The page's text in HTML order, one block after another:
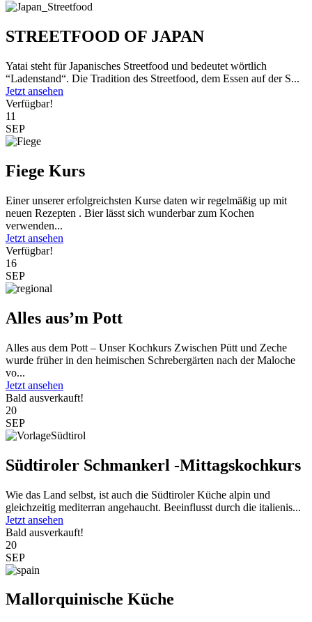
STREETFOOD OF JAPAN
Yatai steht für Japanisches Streetfood und bedeutet wörtlich
“Ladenstand“. Die Tradition des Streetfood, dem Essen auf der S...
Jetzt ansehen
Verfügbar!
11
SEP
Fiege Kurs
Einer unserer erfolgreichsten Kurse daten wir regelmäßig up mit
neuen Rezepten . Bier lässt sich wunderbar zum Kochen
verwenden...
Jetzt ansehen
Verfügbar!
16
SEP
Alles aus’m Pott
Alles aus dem Pott – Unser Kochkurs Zwischen Pütt und Zeche
wurde früher in den heimischen Schrebergärten nach der Maloche
vo...
Jetzt ansehen
Bald ausverkauft!
20
SEP
Südtiroler Schmankerl -Mittagskochkurs
Wie das Land selbst, ist auch die Südtiroler Küche alpin und
gleichzeitig mediterran angehaucht. Beeinflusst durch die italienis...
Jetzt ansehen
Bald ausverkauft!
20
SEP
Mallorquinische Küche